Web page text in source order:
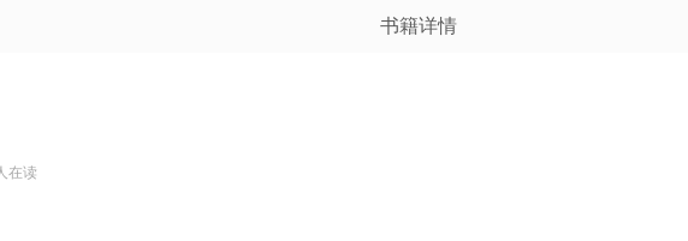
书籍详情
在读